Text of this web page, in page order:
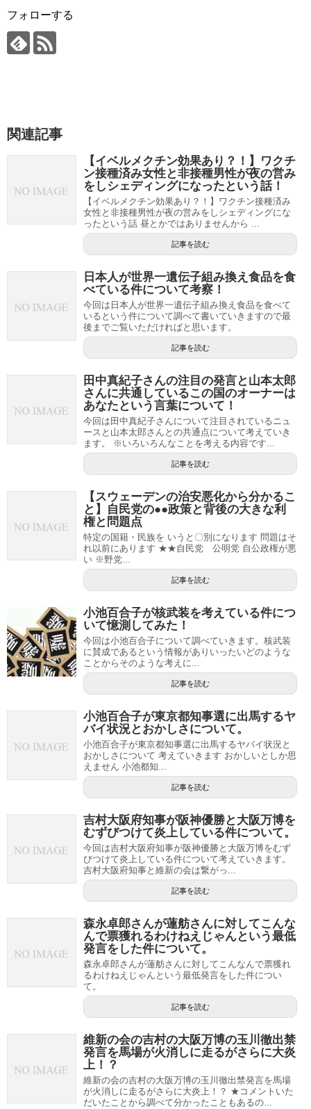
フォローする
関連記事
【イベルメクチン効果あり？！】ワクチ
ン接種済み女性と非接種男性が夜の営み
をしシェディングになったという話！
【イベルメクチン効果あり？！】ワクチン接種済み
女性と非接種男性が夜の営みをしシェディングにな
ったという話 昼とかではありませんから ...
記事を読む
日本人が世界一遺伝子組み換え食品を食
べている件について考察！
今回は日本人が世界一遺伝子組み換え食品を食べて
いるという件について調べて書いていきますので最
後までご覧いただければと思います。
記事を読む
田中真紀子さんの注目の発言と山本太郎
さんに共通しているこの国のオーナーは
あなたという言葉について！
今回は田中真紀子さんについて注目されているニュ
ースと山本太郎さんとの共通点について考えていき
ます。 ※いろいろんなことを考える内容です...
記事を読む
【スウェーデンの治安悪化から分かるこ
と】自民党の●●政策と背後の大きな利
権と問題点
特定の国籍・民族を いうと〇別になります 問題はそ
れ以前にあります ★★自民党 公明党 自公政権が悪
い ※野党...
記事を読む
小池百合子が核武装を考えている件につ
いて憶測してみた！
今回は小池百合子について調べていきます。核武装
に賛成であるという情報がありいったいどのような
ことからそのような考えに...
記事を読む
小池百合子が東京都知事選に出馬するヤ
バイ状況とおかしさについて。
小池百合子が東京都知事選に出馬するヤバイ状況と
おかしさについて 考えていきます おかしいとしか思
えません 小池都知...
記事を読む
吉村大阪府知事が阪神優勝と大阪万博を
むずびつけて炎上している件について。
今回は吉村大阪府知事が阪神優勝と大阪万博をむず
びつけて炎上している件について考えていきます。
吉村大阪府知事と維新の会は繋がっ...
記事を読む
森永卓郎さんが蓮舫さんに対してこんな
んで票獲れるわけねえじゃんという最低
発言をした件について。
森永卓郎さんが蓮舫さんに対してこんなんで票獲れ
るわけねえじゃんという最低発言をした件につい
て。
記事を読む
維新の会の吉村の大阪万博の玉川徹出禁
発言を馬場が火消しに走るがさらに大炎
上！？
維新の会の吉村の大阪万博の玉川徹出禁発言を馬場
が火消しに走るがさらに大炎上！？ ★コメントいた
だいたことから調べて分かったこともあるの...